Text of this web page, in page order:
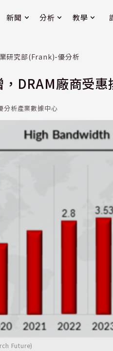
新聞 分析 教學
研究部(Frank)-優分析
DRAM廠商受惠
分析產業數據中心
Future)